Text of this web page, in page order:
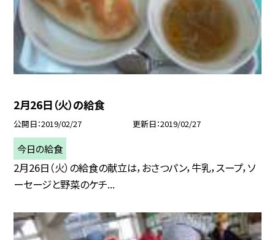
2月26日（火）の給食
公開日 2019/02/27 更新日 2019/02/27
今日の給食
2月26日（火）の給食の献立は，おさつパン，牛乳，スープ，ソ
ーセージと野菜のケチ...